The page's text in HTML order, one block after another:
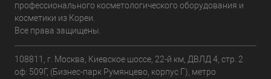
профессионального косметологического оборудования и
косметики из Кореи.
Все права защищены.
108811, г. Москва, Киевское шоссе, 22-й км, ДВЛД 4, стр. 2
оф: 509Г, (Бизнес-парк Румянцево, корпус Г), метро